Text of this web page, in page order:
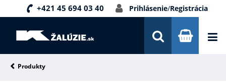
+421 45 694 03 40 Prihlásenie/Registrácia
DOPRAVA A PLATBA
Produkty